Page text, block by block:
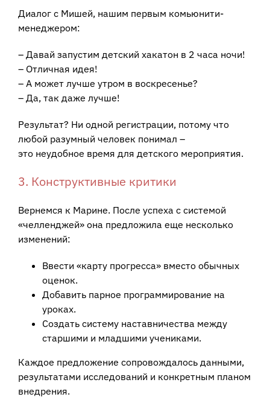
Диалог с Мишей, нашим первым комьюнити-
менеджером:
– Давай запустим детский хакатон в 2 часа ночи!
– Отличная идея!
– А может лучше утром в воскресенье?
– Да, так даже лучше!
Результат? Ни одной регистрации, потому что
любой разумный человек понимал –
это неудобное время для детского мероприятия.
3. Конструктивные критики
Вернемся к Марине. После успеха с системой
«челленджей» она предложила еще несколько
изменений:
Ввести «карту прогресса» вместо обычных
оценок.
Добавить парное программирование на
уроках.
Создать систему наставничества между
старшими и младшими учениками.
Каждое предложение сопровождалось данными,
результатами исследований и конкретным планом
внедрения.